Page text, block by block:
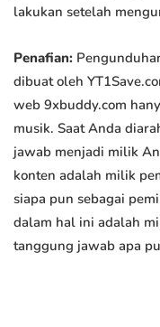
lakukan setelah
Penafian:
dibuat oleh
web 9xbuddy.com
musik. Saat Anda
jawab menjadi milik
konten adalah milik
siapa pun sebagai
dalam hal ini adalah
tanggung jawab apa